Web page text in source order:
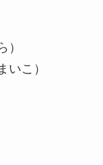
）
いこ）